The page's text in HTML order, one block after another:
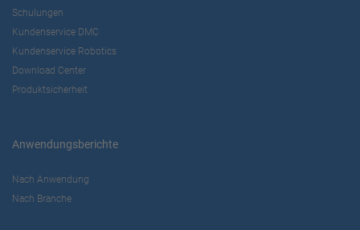
Schulungen
Kundenservice DMC
Kundenservice Robotics
Download Center
Produktsicherheit
Anwendungsberichte
Nach Anwendung
Nach Branche